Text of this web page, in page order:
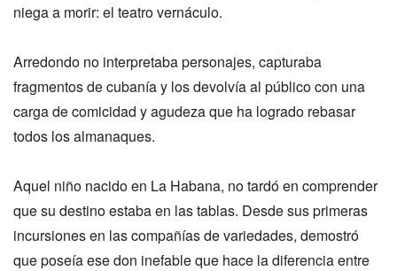
niega a morir: el teatro vernáculo.
Arredondo no interpretaba personajes, capturaba
fragmentos de cubanía y los devolvía al público con una
carga de comicidad y agudeza que ha logrado rebasar
todos los almanaques.
Aquel niño nacido en La Habana, no tardó en comprender
que su destino estaba en las tablas. Desde sus primeras
incursiones en las compañías de variedades, demostró
que poseía ese don inefable que hace la diferencia entre